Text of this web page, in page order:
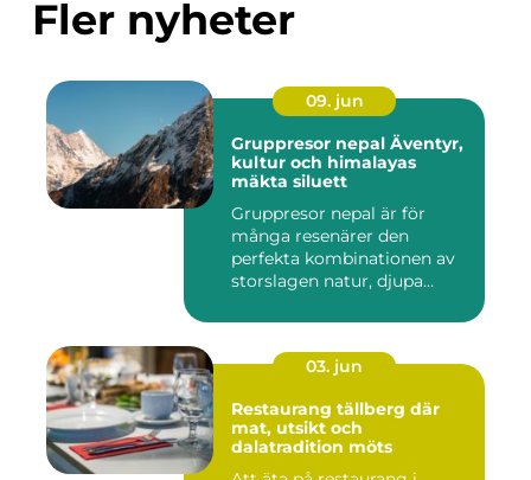
Fler nyheter
09. jun
Gruppresor nepal Äventyr,
kultur och himalayas
mäkta siluett
Gruppresor nepal är för
många resenärer den
perfekta kombinationen av
storslagen natur, djupa
03. jun
Restaurang tällberg där
mat, utsikt och
dalatradition möts